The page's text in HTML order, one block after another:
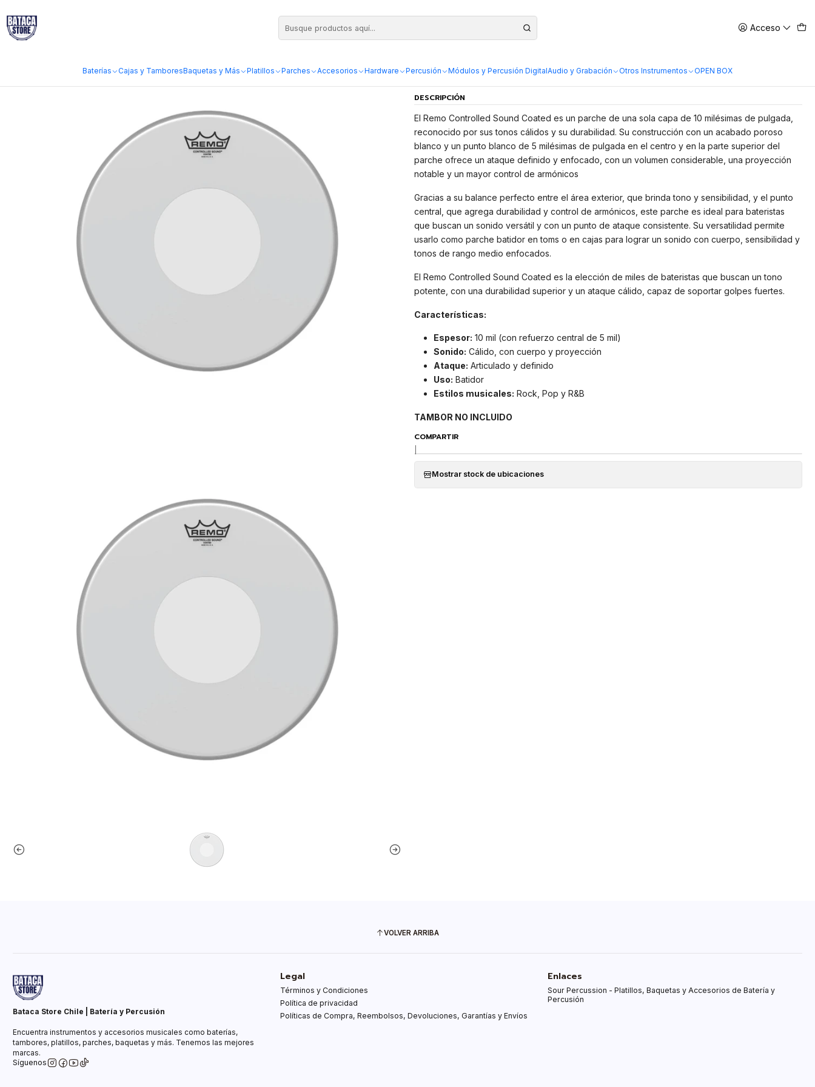
Acceso
Baterías Cajas y TamboresBaquetas y Más Platillos Parches Accesorios Hardware Percusión Módulos y Percusión DigitalAudio y Grabación Otros Instrumentos OPEN BOX
Poroso Top White Dot 14"
DESCRIPCIÓN
El Remo Controlled Sound Coated es un parche de una sola capa de 10 milésimas de pulgada,
reconocido por sus tonos cálidos y su durabilidad. Su construcción con un acabado poroso
blanco y un punto blanco de 5 milésimas de pulgada en el centro y en la parte superior del
parche ofrece un ataque definido y enfocado, con un volumen considerable, una proyección
notable y un mayor control de armónicos
Gracias a su balance perfecto entre el área exterior, que brinda tono y sensibilidad, y el punto
central, que agrega durabilidad y control de armónicos, este parche es ideal para bateristas
que buscan un sonido versátil y con un punto de ataque consistente. Su versatilidad permite
usarlo como parche batidor en toms o en cajas para lograr un sonido con cuerpo, sensibilidad y
tonos de rango medio enfocados.
El Remo Controlled Sound Coated es la elección de miles de bateristas que buscan un tono
potente, con una durabilidad superior y un ataque cálido, capaz de soportar golpes fuertes.
Características:
Espesor: 10 mil (con refuerzo central de 5 mil)
Sonido: Cálido, con cuerpo y proyección
Ataque: Articulado y definido
Uso: Batidor
Estilos musicales: Rock, Pop y R&B
TAMBOR NO INCLUIDO
COMPARTIR
Mostrar stock de ubicaciones
VOLVER ARRIBA
Bataca Store Chile | Batería y Percusión
Encuentra instrumentos y accesorios musicales como baterías,
tambores, platillos, parches, baquetas y más. Tenemos las mejores
marcas.
Síguenos
Legal
Términos y Condiciones
Política de privacidad
Políticas de Compra, Reembolsos, Devoluciones, Garantías y Envíos
Enlaces
Sour Percussion - Platillos, Baquetas y Accesorios de Batería y
Percusión